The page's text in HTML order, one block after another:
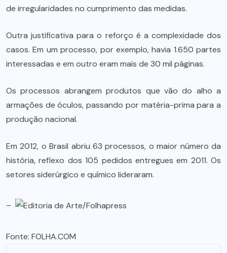
de irregularidades no cumprimento das medidas.
Outra justificativa para o reforço é a complexidade dos
casos. Em um processo, por exemplo, havia 1.650 partes
interessadas e em outro eram mais de 30 mil páginas.
Os processos abrangem produtos que vão do alho a
armações de óculos, passando por matéria-prima para a
produção nacional.
Em 2012, o Brasil abriu 63 processos, o maior número da
história, reflexo dos 105 pedidos entregues em 2011. Os
setores siderúrgico e químico lideraram.
–
Fonte: FOLHA.COM